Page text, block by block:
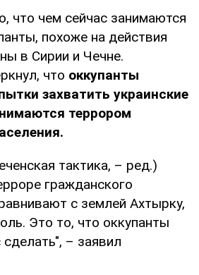
что чем сейчас занимаются
похоже на действия
в Сирии и Чечне.
что оккупанты
захватить украинские
террором
тактика, – ред.)
гражданского
с землей Ахтырку,
Это то, что оккупанты
– заявил